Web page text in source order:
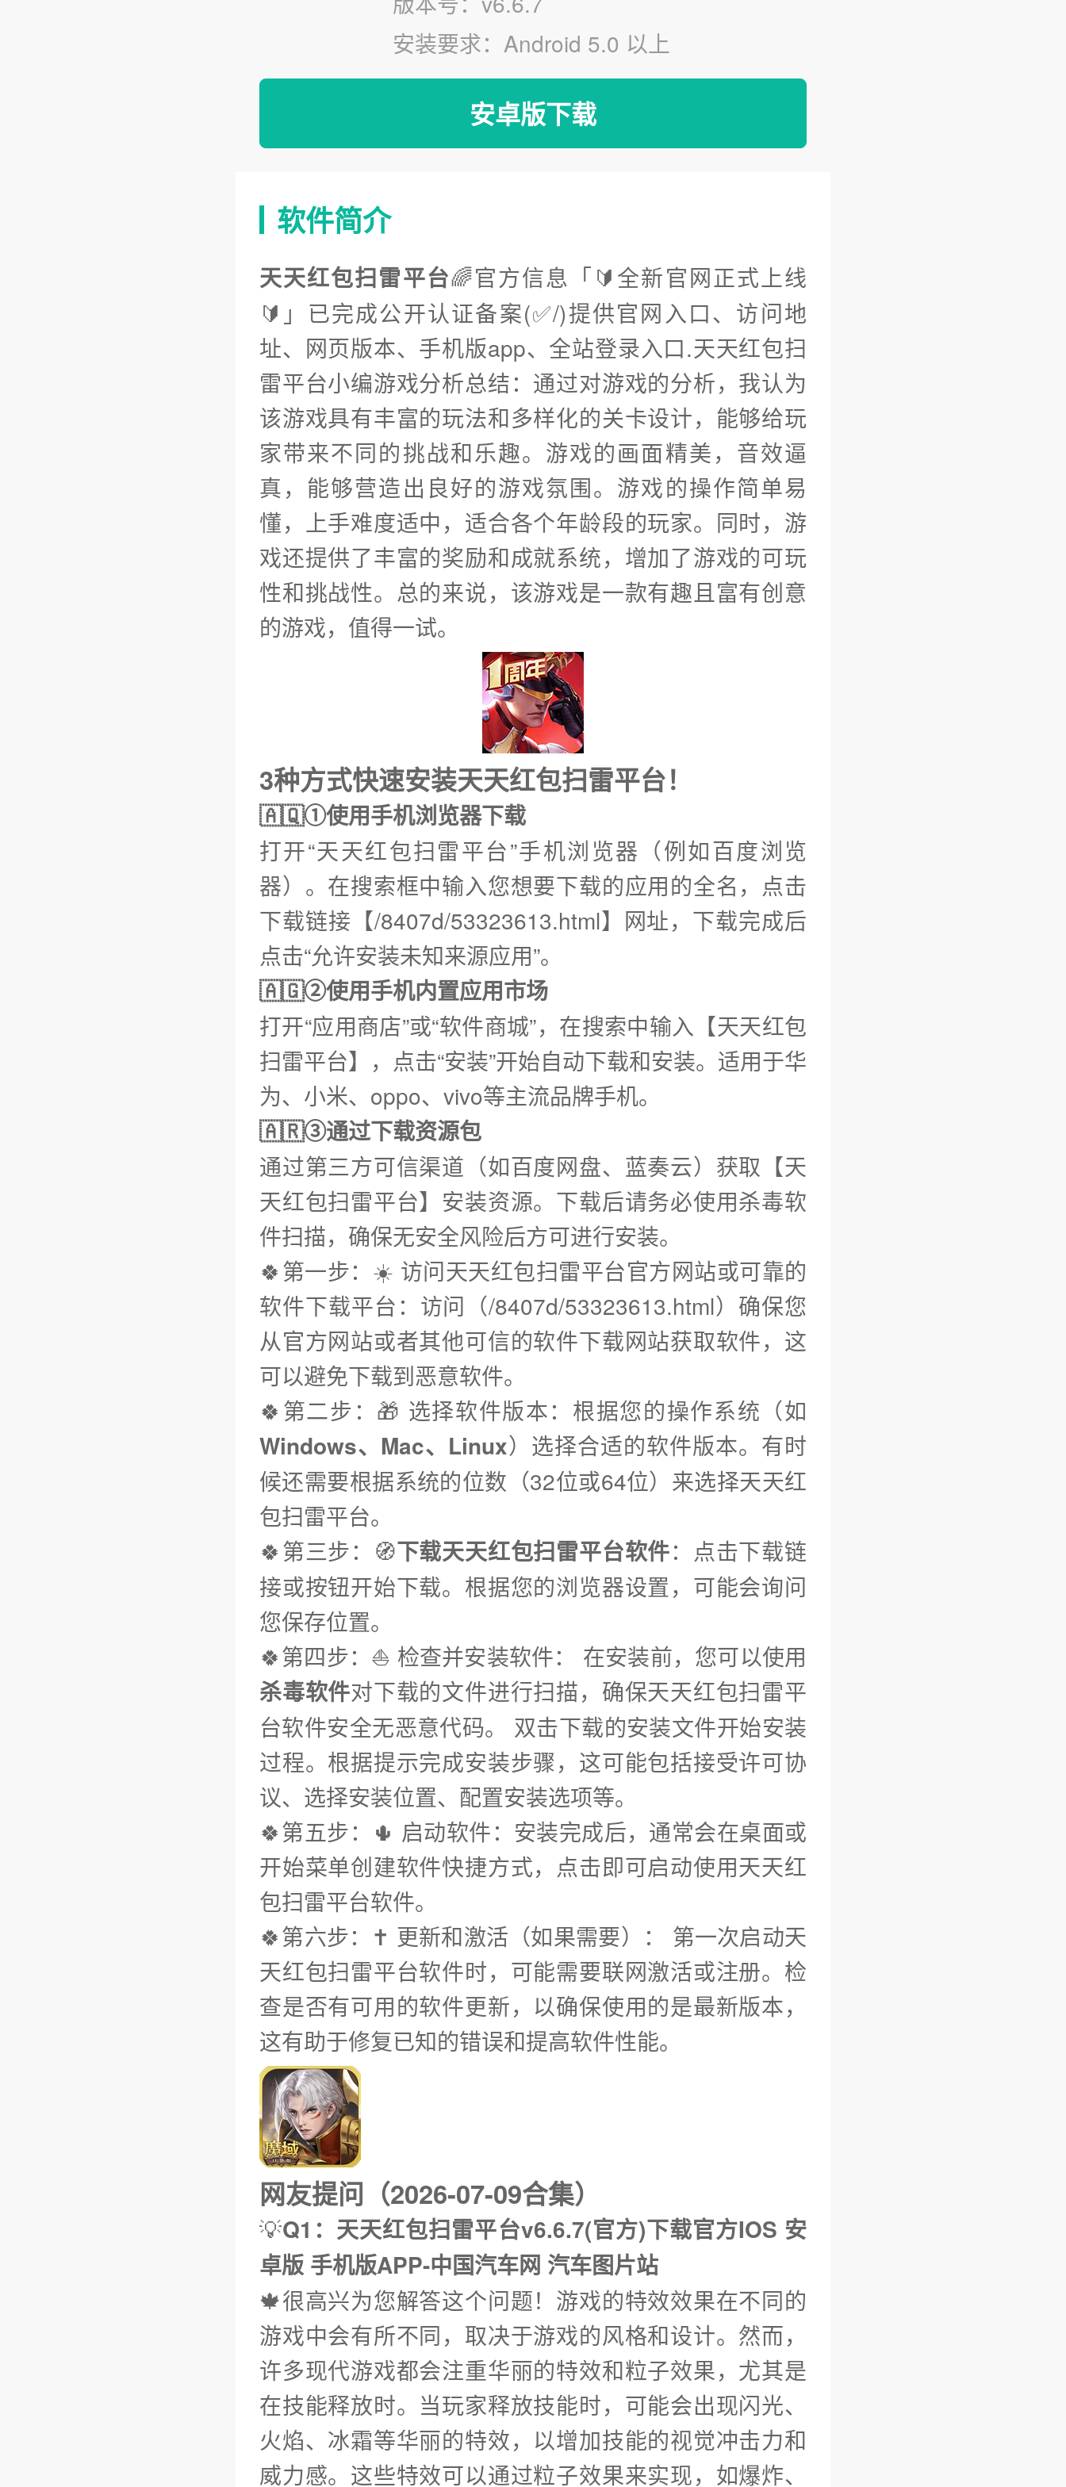
安装要求：Android 5.0 以上
安卓版下载
软件简介
天天红包扫雷平台🌈官方信息「🔰全新官网正式上线
🔰」已完成公开认证备案(✅/)提供官网入口、访问地
址、网页版本、手机版app、全站登录入口.天天红包扫
雷平台小编游戏分析总结：通过对游戏的分析，我认为
该游戏具有丰富的玩法和多样化的关卡设计，能够给玩
家带来不同的挑战和乐趣。游戏的画面精美，音效逼
真，能够营造出良好的游戏氛围。游戏的操作简单易
懂，上手难度适中，适合各个年龄段的玩家。同时，游
戏还提供了丰富的奖励和成就系统，增加了游戏的可玩
性和挑战性。总的来说，该游戏是一款有趣且富有创意
的游戏，值得一试。
3种方式快速安装天天红包扫雷平台！
🇦🇶①使用手机浏览器下载
打开“天天红包扫雷平台”手机浏览器（例如百度浏览
器）。在搜索框中输入您想要下载的应用的全名，点击
下载链接【/8407d/53323613.html】网址，下载完成后
点击“允许安装未知来源应用”。
🇦🇬②使用手机内置应用市场
打开“应用商店”或“软件商城”，在搜索中输入【天天红包
扫雷平台】，点击“安装”开始自动下载和安装。适用于华
为、小米、oppo、vivo等主流品牌手机。
🇦🇷③通过下载资源包
通过第三方可信渠道（如百度网盘、蓝奏云）获取【天
天红包扫雷平台】安装资源。下载后请务必使用杀毒软
件扫描，确保无安全风险后方可进行安装。
🍀第一步：☀️ 访问天天红包扫雷平台官方网站或可靠的
软件下载平台：访问（/8407d/53323613.html）确保您
从官方网站或者其他可信的软件下载网站获取软件，这
可以避免下载到恶意软件。
🍀第二步：🎁 选择软件版本：根据您的操作系统（如
Windows、Mac、Linux）选择合适的软件版本。有时
候还需要根据系统的位数（32位或64位）来选择天天红
包扫雷平台。
🍀第三步：🧭下载天天红包扫雷平台软件：点击下载链
接或按钮开始下载。根据您的浏览器设置，可能会询问
您保存位置。
🍀第四步：⛵️ 检查并安装软件： 在安装前，您可以使用
杀毒软件对下载的文件进行扫描，确保天天红包扫雷平
台软件安全无恶意代码。 双击下载的安装文件开始安装
过程。根据提示完成安装步骤，这可能包括接受许可协
议、选择安装位置、配置安装选项等。
🍀第五步：🌵 启动软件：安装完成后，通常会在桌面或
开始菜单创建软件快捷方式，点击即可启动使用天天红
包扫雷平台软件。
🍀第六步：✝️ 更新和激活（如果需要）： 第一次启动天
天红包扫雷平台软件时，可能需要联网激活或注册。检
查是否有可用的软件更新，以确保使用的是最新版本，
这有助于修复已知的错误和提高软件性能。
网友提问（2026-07-09合集）
💡Q1：天天红包扫雷平台v6.6.7(官方)下载官方IOS 安
卓版 手机版APP-中国汽车网 汽车图片站
🍁很高兴为您解答这个问题！游戏的特效效果在不同的
游戏中会有所不同，取决于游戏的风格和设计。然而，
许多现代游戏都会注重华丽的特效和粒子效果，尤其是
在技能释放时。当玩家释放技能时，可能会出现闪光、
火焰、冰霜等华丽的特效，以增加技能的视觉冲击力和
威力感。这些特效可以通过粒子效果来实现，如爆炸、